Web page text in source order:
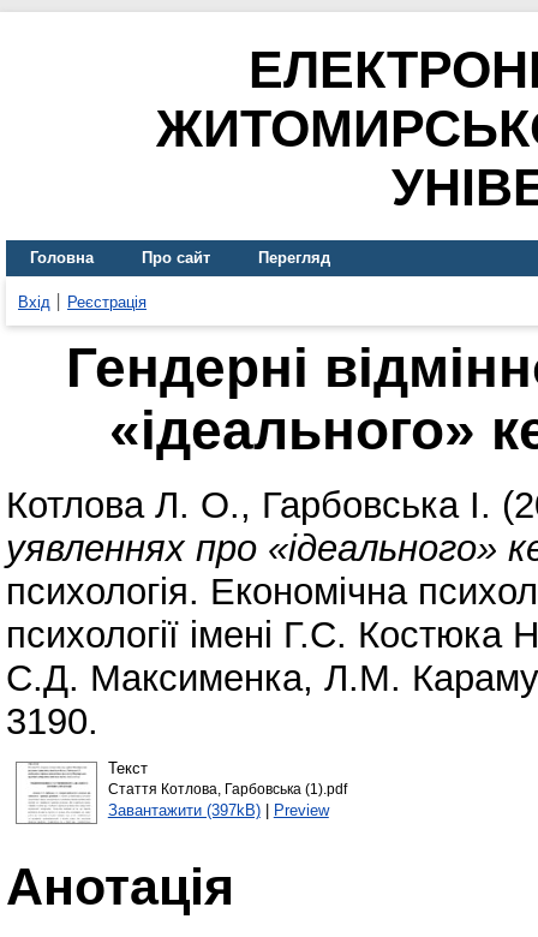
Головна Про сайт Перегляд
Вхід Реєстрація
Гендерні
«ідеального»
Котлова Л. О., Гарбовська І.
уявленнях про «ідеального»
психологія. Економічна
психології імені Г.С.
С.Д. Максименка, Л.М.
3190.
Текст
Стаття Котлова, Гарбовська (1).pdf
Завантажити (397kB)| Preview
Анотація